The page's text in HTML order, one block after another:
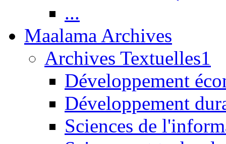
...
Maalama Archives
Archives Textuelles1
Développement
Développement
Sciences de